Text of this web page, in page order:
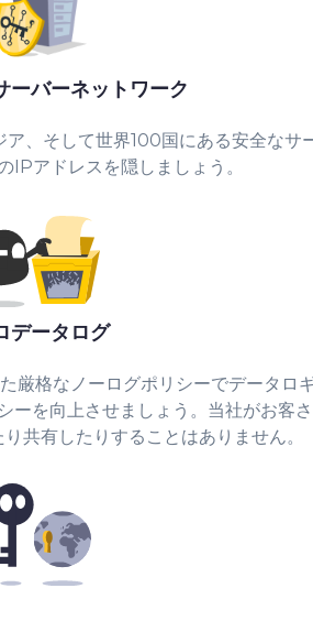
ーバーネットワーク
、そして世界100国にある安全なサ
IPアドレスを隠しましょう。
データログ
厳格なノーログポリシーでデータロ
ーを向上させましょう。当社がお客さ
共有したりすることはありません。